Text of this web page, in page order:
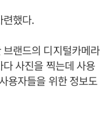
련했다.
브랜드의 디지털카메라
사진을 찍는데 사용
용자들을 위한 정보도